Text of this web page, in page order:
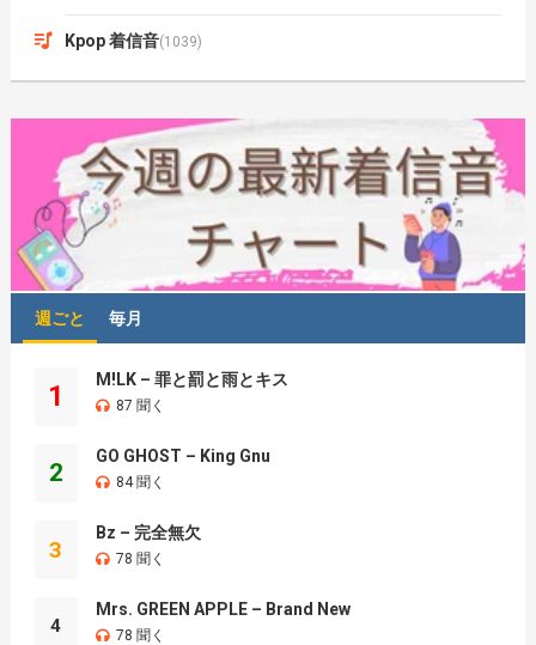
Kpop 着信音(1039)
週ごと 毎月
1
M!LK – 罪と罰と雨とキス
87 聞く
2
GO GHOST – King Gnu
84 聞く
3
Bz – 完全無欠
78 聞く
4
Mrs. GREEN APPLE – Brand New
78 聞く